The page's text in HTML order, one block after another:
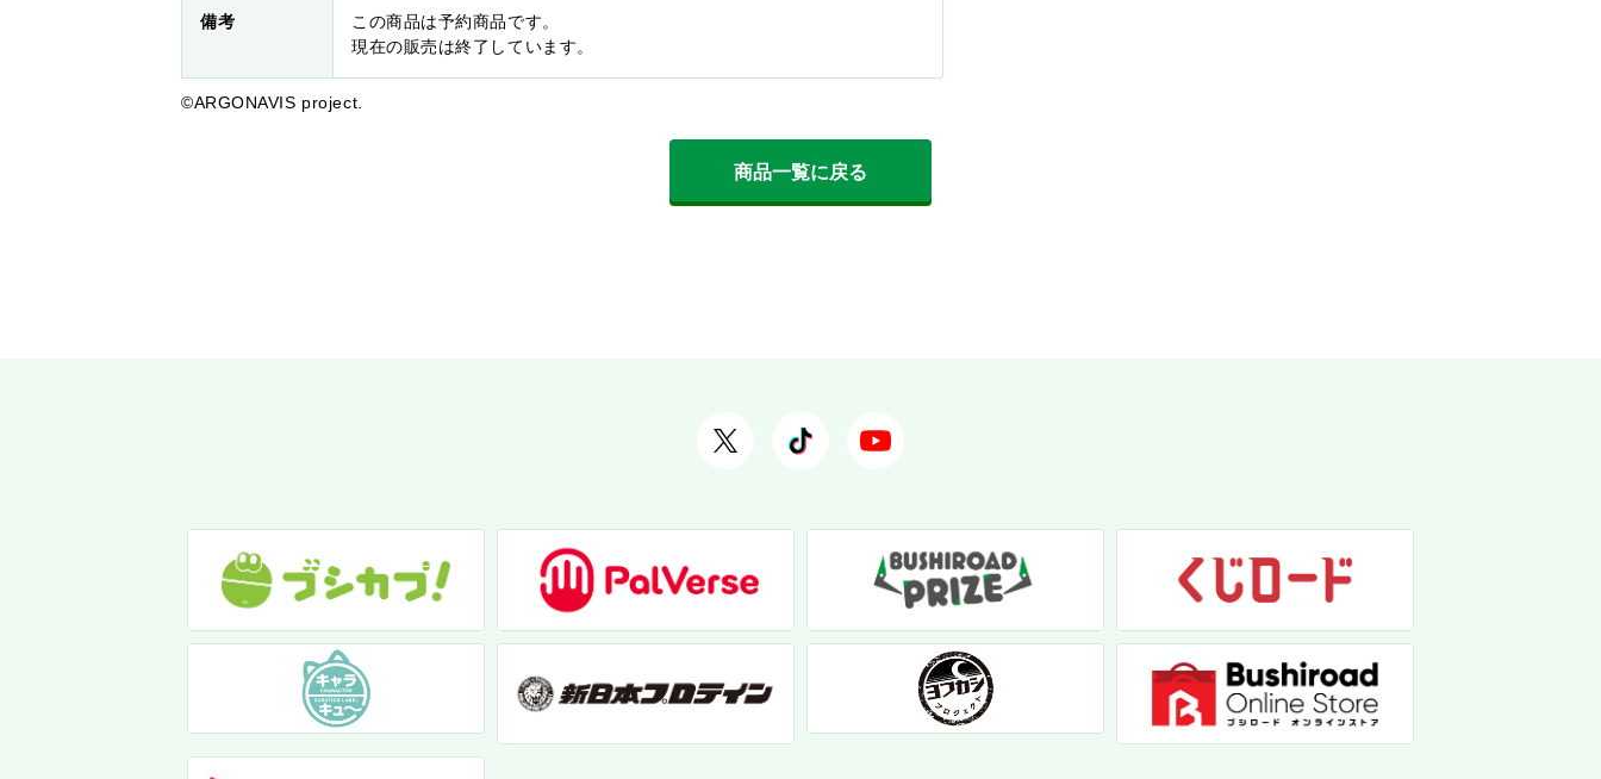
備考
この商品は予約商品です。
現在の販売は終了しています。
©ARGONAVIS project.
商品一覧に戻る